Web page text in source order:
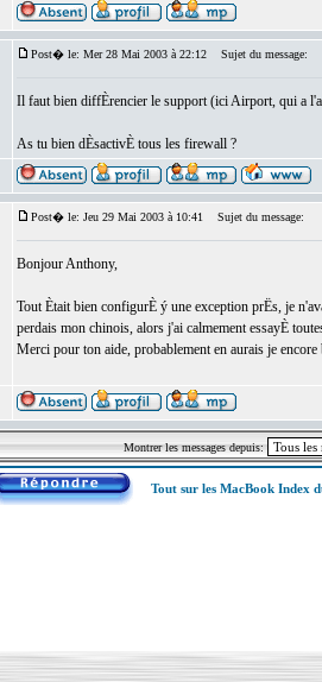
Post� le: Mer 28 Mai 2003 à 22:12 Sujet du message:
Il faut bien diffÈrencier le support (ici Airport, qui a
As tu bien dÈsactivÈ tous les firewall ?
Post� le: Jeu 29 Mai 2003 à 10:41 Sujet du message:
Bonjour Anthony,
Tout Ètait bien configurÈ ý une exception prËs, je
perdais mon chinois, alors j'ai calmement essayÈ
Merci pour ton aide, probablement en aurais je
Montrer les messages depuis:
Tout sur les MacBook Index